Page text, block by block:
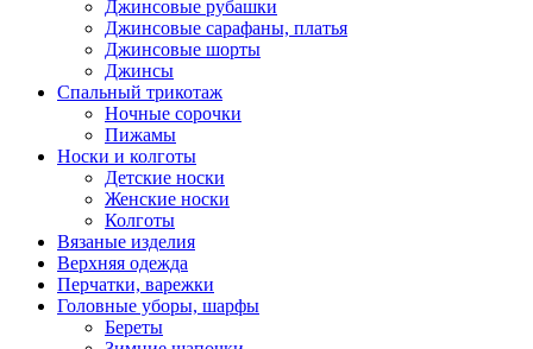
Джинсовые рубашки
Джинсовые сарафаны, платья
Джинсовые шорты
Джинсы
Спальный трикотаж
Ночные сорочки
Пижамы
Носки и колготы
Детские носки
Женские носки
Колготы
Вязаные изделия
Верхняя одежда
Перчатки, варежки
Головные уборы, шарфы
Береты